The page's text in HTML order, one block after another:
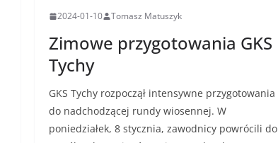
2024-01-10 Tomasz Matuszyk
Zimowe przygotowania GKS
Tychy
GKS Tychy rozpoczął intensywne przygotowania
do nadchodzącej rundy wiosennej. W
poniedziałek, 8 stycznia, zawodnicy powrócili do